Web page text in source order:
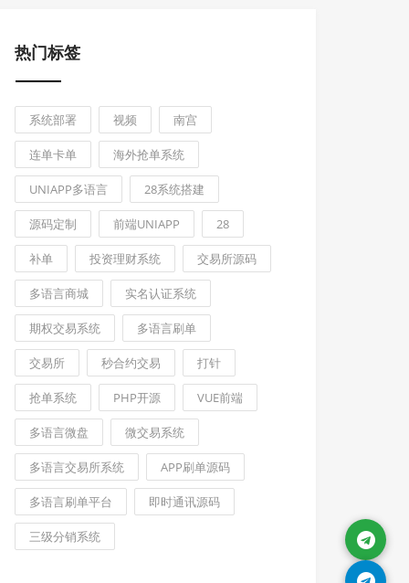
热门标签
系统部署 视频 南宫
连单卡单 海外抢单系统
UNIAPP多语言 28系统搭建
源码定制 前端UNIAPP 28
补单 投资理财系统 交易所源码
多语言商城 实名认证系统
期权交易系统 多语言刷单
交易所 秒合约交易 打针
抢单系统 PHP开源 VUE前端
多语言微盘 微交易系统
多语言交易所系统 APP刷单源码
多语言刷单平台 即时通讯源码
三级分销系统